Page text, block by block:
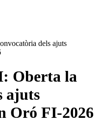
dels ajuts
Oberta la
ajuts
Oró FI-2026